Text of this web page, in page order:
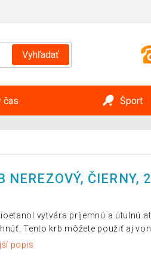
Vyhľadať
čas Šport
NEREZOVÝ, ČIERNY,
vytvára príjemnú a útulnú
Tento krb môžete použiť aj
popis